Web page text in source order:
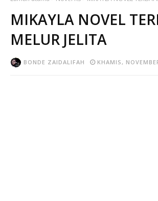
MIKAYLA NOVEL
MELUR JELITA
BONDE ZAIDALIFAH KHAMIS,